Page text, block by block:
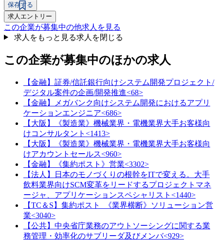
保存する
求人エントリー
この企業が募集中の他求人を見る
求人をもっと見る求人を閉じる
この企業が募集中のほかの求人
【金融】証券/信託銀行向けシステム開発プロジェクト/
デジタル案件の企画/開発推進<68>
【金融】メガバンク向けシステム開発におけるアプリ
ケーションエンジニア<686>
【大阪】《製造業》機械業界・電機業界大手お客様向
けコンサルタント<1413>
【大阪】《製造業》機械業界・電機業界大手お客様向
けアカウントセールス<960>
【金融】《集約ポスト》営業<3302>
【法人】日本のモノづくりの根幹をITで変える。大手
飲料業界向けSCM変革をリードするプロジェクトマネ
ージャ、アプリケーションスペシャリスト<1440>
【TC＆S】集約ポスト_《業界横断》ソリューション営
業<3040>
【公共】中央省庁業務のアウトソーシングに関する業
務管理・効率化のサブリーダ及びメンバ<929>